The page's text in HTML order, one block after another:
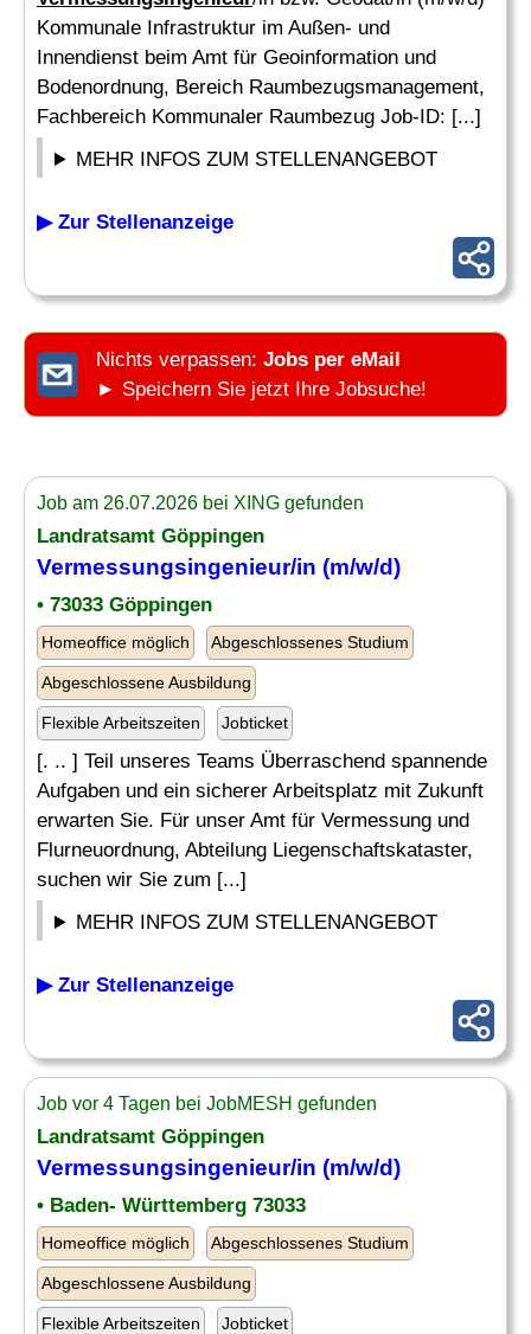
Kommunale Infrastruktur im Außen- und
Innendienst beim Amt für Geoinformation und
Bodenordnung, Bereich Raumbezugsmanagement,
Fachbereich Kommunaler Raumbezug Job-ID: [...]
MEHR INFOS ZUM STELLENANGEBOT
▶ Zur Stellenanzeige
Nichts verpassen: Jobs per eMail
► Speichern Sie jetzt Ihre Jobsuche!
Job am 26.07.2026 bei XING gefunden
Landratsamt Göppingen
Vermessungsingenieur/in (m/w/d)
• 73033 Göppingen
Homeoffice möglich Abgeschlossenes Studium
Abgeschlossene Ausbildung
Flexible Arbeitszeiten Jobticket
[. .. ] Teil unseres Teams Überraschend spannende
Aufgaben und ein sicherer Arbeitsplatz mit Zukunft
erwarten Sie. Für unser Amt für Vermessung und
Flurneuordnung, Abteilung Liegenschaftskataster,
suchen wir Sie zum [...]
MEHR INFOS ZUM STELLENANGEBOT
▶ Zur Stellenanzeige
Job vor 4 Tagen bei JobMESH gefunden
Landratsamt Göppingen
Vermessungsingenieur/in (m/w/d)
• Baden- Württemberg 73033
Homeoffice möglich Abgeschlossenes Studium
Abgeschlossene Ausbildung
Flexible Arbeitszeiten Jobticket